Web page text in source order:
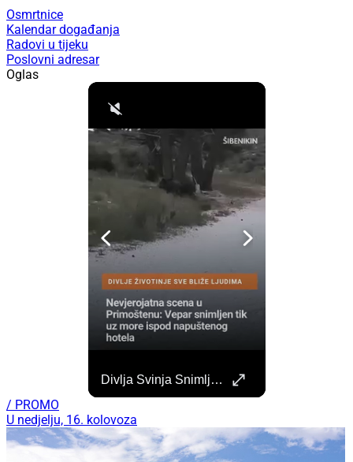
Osmrtnice
Kalendar događanja
Radovi u tijeku
Poslovni adresar
Oglas
Divlja Svinja Snimljena Uz More U Primoštenu
/ PROMO
U nedjelju, 16. kolovoza